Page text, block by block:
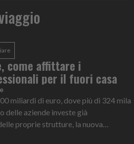
come affittare i
per il fuori casa
miliardi di euro, dove più di 324 mila
delle aziende investe già
proprie strutture, la nuova